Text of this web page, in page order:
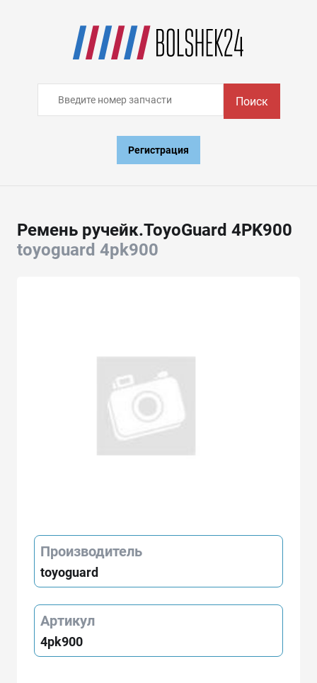
Поиск
Регистрация
Ремень ручейк.ToyoGuard 4PK900
toyoguard 4pk900
Производитель
toyoguard
Артикул
4pk900